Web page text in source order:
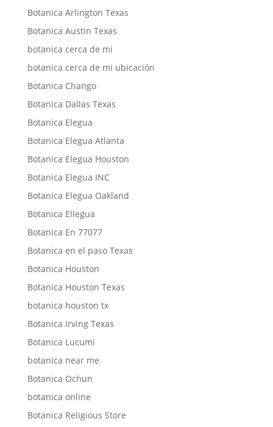
Botanica Arlington Texas
Botanica Austin Texas
botanica cerca de mi
botanica cerca de mi ubicación
Botanica Chango
Botanica Dallas Texas
Botanica Elegua
Botanica Elegua Atlanta
Botanica Elegua Houston
Botanica Elegua INC
Botanica Elegua Oakland
Botanica Ellegua
Botanica En 77077
Botanica en el paso Texas
Botanica Houston
Botanica Houston Texas
botanica houston tx
Botanica Irving Texas
Botanica Lucumi
botanica near me
Botanica Ochun
botanica online
Botanica Religious Store